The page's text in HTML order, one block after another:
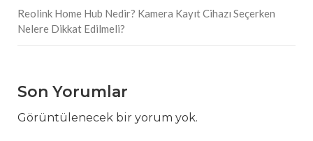
Reolink Home Hub Nedir? Kamera Kayıt Cihazı Seçerken
Nelere Dikkat Edilmeli?
Son Yorumlar
Görüntülenecek bir yorum yok.